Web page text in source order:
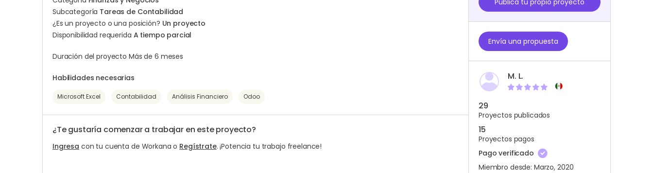
Subcategoría Tareas de Contabilidad
¿Es un proyecto o una posición? Un proyecto
Disponibilidad requerida A tiempo parcial
Duración del proyecto Más de 6 meses
Habilidades necesarias
Microsoft Excel Contabilidad Análisis Financiero Odoo
¿Te gustaría comenzar a trabajar en este proyecto?
Ingresa con tu cuenta de Workana o Regístrate. ¡Potencia tu trabajo freelance!
Publica tu propio proyecto
Envía una propuesta
M. L.
29
Proyectos publicados
15
Proyectos pagos
Pago verificado
Miembro desde: Marzo, 2020